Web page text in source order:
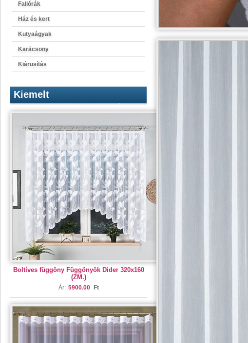
Faliórák
Ház és kert
Kutyaágyak
Karácsony
Kiárusítás
Kiemelt
Boltíves függöny Függönyök Dider 320x160
(ZM.)
Ár: 5900.00 Ft